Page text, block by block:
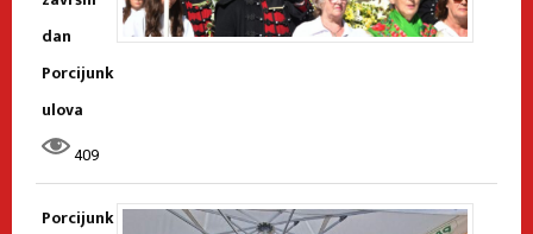
dan
Porcijunk
ulova
409
Porcijunk